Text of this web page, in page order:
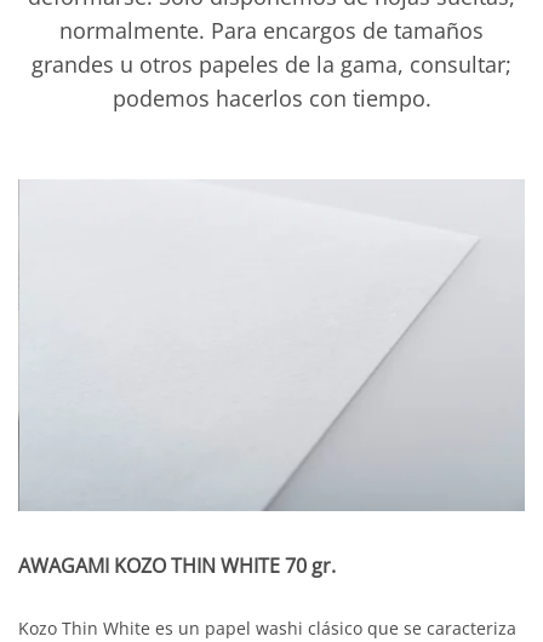
normalmente. Para encargos de tamaños
grandes u otros papeles de la gama, consultar;
podemos hacerlos con tiempo.
AWAGAMI KOZO THIN WHITE 70 gr.
Kozo Thin White es un papel washi clásico que se caracteriza